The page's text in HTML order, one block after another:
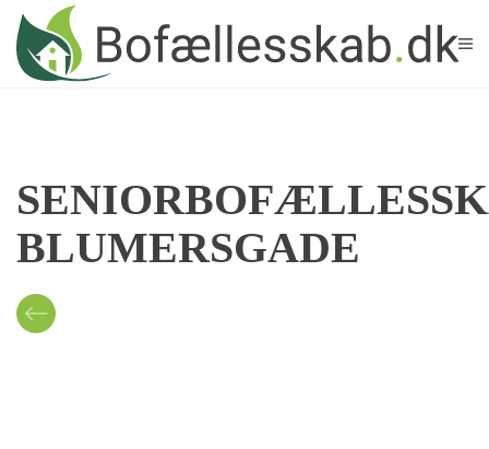
Skip to main content
BLUMERSGADE